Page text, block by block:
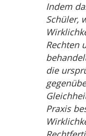
Indem
Schüler,
Rechten
die
Praxis